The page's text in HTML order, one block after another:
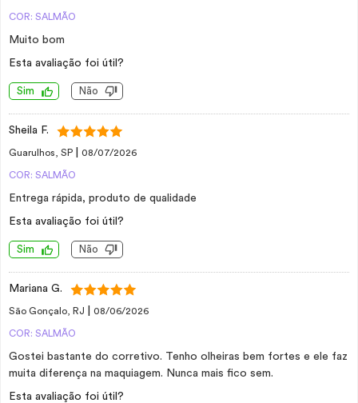
COR: SALMÃO
Muito bom
Esta avaliação foi útil?
Sim Não
Sheila F.
Guarulhos, SP 08/07/2026
COR: SALMÃO
Entrega rápida, produto de qualidade
Esta avaliação foi útil?
Sim Não
Mariana G.
São Gonçalo, RJ 08/06/2026
COR: SALMÃO
Gostei bastante do corretivo. Tenho olheiras bem fortes e ele faz
muita diferença na maquiagem. Nunca mais fico sem.
Esta avaliação foi útil?